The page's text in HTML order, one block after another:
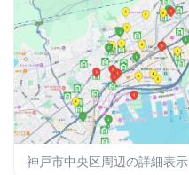
神戸市中央区周辺の詳細表示